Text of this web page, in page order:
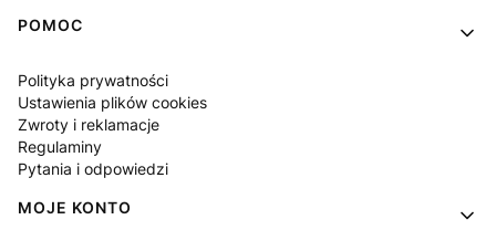
Linki w stopce
POMOC
Polityka prywatności
Ustawienia plików cookies
Zwroty i reklamacje
Regulaminy
Pytania i odpowiedzi
MOJE KONTO